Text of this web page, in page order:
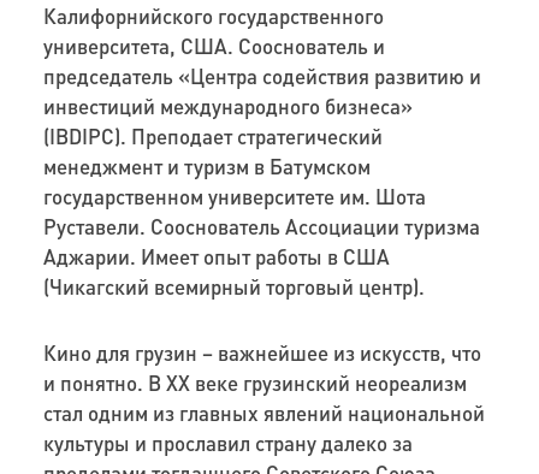
Калифорнийского государственного
университета, США. Сооснователь и
председатель «Центра содействия развитию и
инвестиций международного бизнеса»
(IBDIPC). Преподает стратегический
менеджмент и туризм в Батумском
государственном университете им. Шота
Руставели. Сооснователь Ассоциации туризма
Аджарии. Имеет опыт работы в США
(Чикагский всемирный торговый центр).
Кино для грузин – важнейшее из искусств, что
и понятно. В XX веке грузинский неореализм
стал одним из главных явлений национальной
культуры и прославил страну далеко за